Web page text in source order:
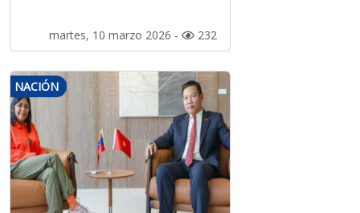
martes, 10 marzo 2026 - 232
NACIÓN